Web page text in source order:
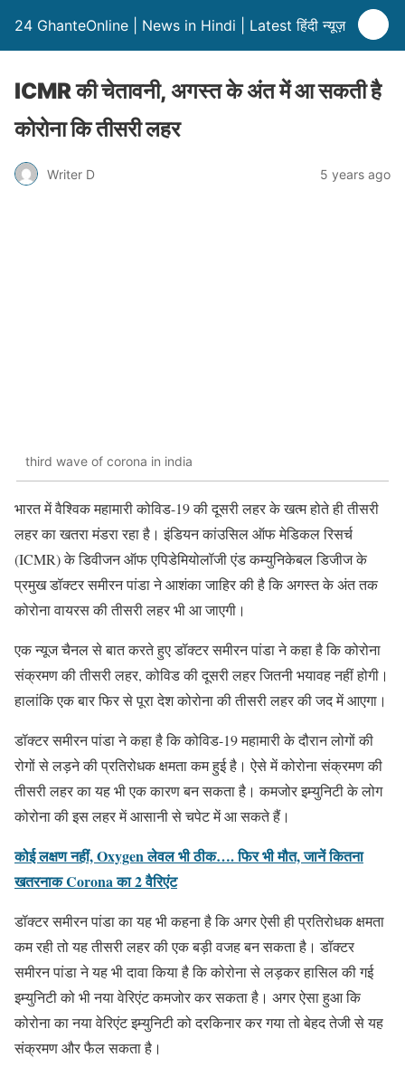
24 GhanteOnline | News in Hindi | Latest हिंदी न्यूज़
ICMR की चेतावनी, अगस्त के अंत में आ सकती है
कोरोना कि तीसरी लहर
Writer D 5 years ago
third wave of corona in india
भारत में वैश्विक महामारी कोविड-19 की दूसरी लहर के खत्म होते ही तीसरी
लहर का खतरा मंडरा रहा है। इंडियन कांउसिल ऑफ मेडिकल रिसर्च
(ICMR) के डिवीजन ऑफ एपिडेमियोलॉजी एंड कम्युनिकेबल डिजीज के
प्रमुख डॉक्टर समीरन पांडा ने आशंका जाहिर की है कि अगस्त के अंत तक
कोरोना वायरस की तीसरी लहर भी आ जाएगी।
एक न्यूज चैनल से बात करते हुए डॉक्टर समीरन पांडा ने कहा है कि कोरोना
संक्रमण की तीसरी लहर, कोविड की दूसरी लहर जितनी भयावह नहीं होगी।
हालांकि एक बार फिर से पूरा देश कोरोना की तीसरी लहर की जद में आएगा।
डॉक्टर समीरन पांडा ने कहा है कि कोविड-19 महामारी के दौरान लोगों की
रोगों से लड़ने की प्रतिरोधक क्षमता कम हुई है। ऐसे में कोरोना संक्रमण की
तीसरी लहर का यह भी एक कारण बन सकता है। कमजोर इम्युनिटी के लोग
कोरोना की इस लहर में आसानी से चपेट में आ सकते हैं।
कोई लक्षण नहीं, Oxygen लेवल भी ठीक…. फिर भी मौत, जानें कितना
खतरनाक Corona का 2 वैरिएंट
डॉक्टर समीरन पांडा का यह भी कहना है कि अगर ऐसी ही प्रतिरोधक क्षमता
कम रही तो यह तीसरी लहर की एक बड़ी वजह बन सकता है। डॉक्टर
समीरन पांडा ने यह भी दावा किया है कि कोरोना से लड़कर हासिल की गई
इम्युनिटी को भी नया वेरिएंट कमजोर कर सकता है। अगर ऐसा हुआ कि
कोरोना का नया वेरिएंट इम्युनिटी को दरकिनार कर गया तो बेहद तेजी से यह
संक्रमण और फैल सकता है।